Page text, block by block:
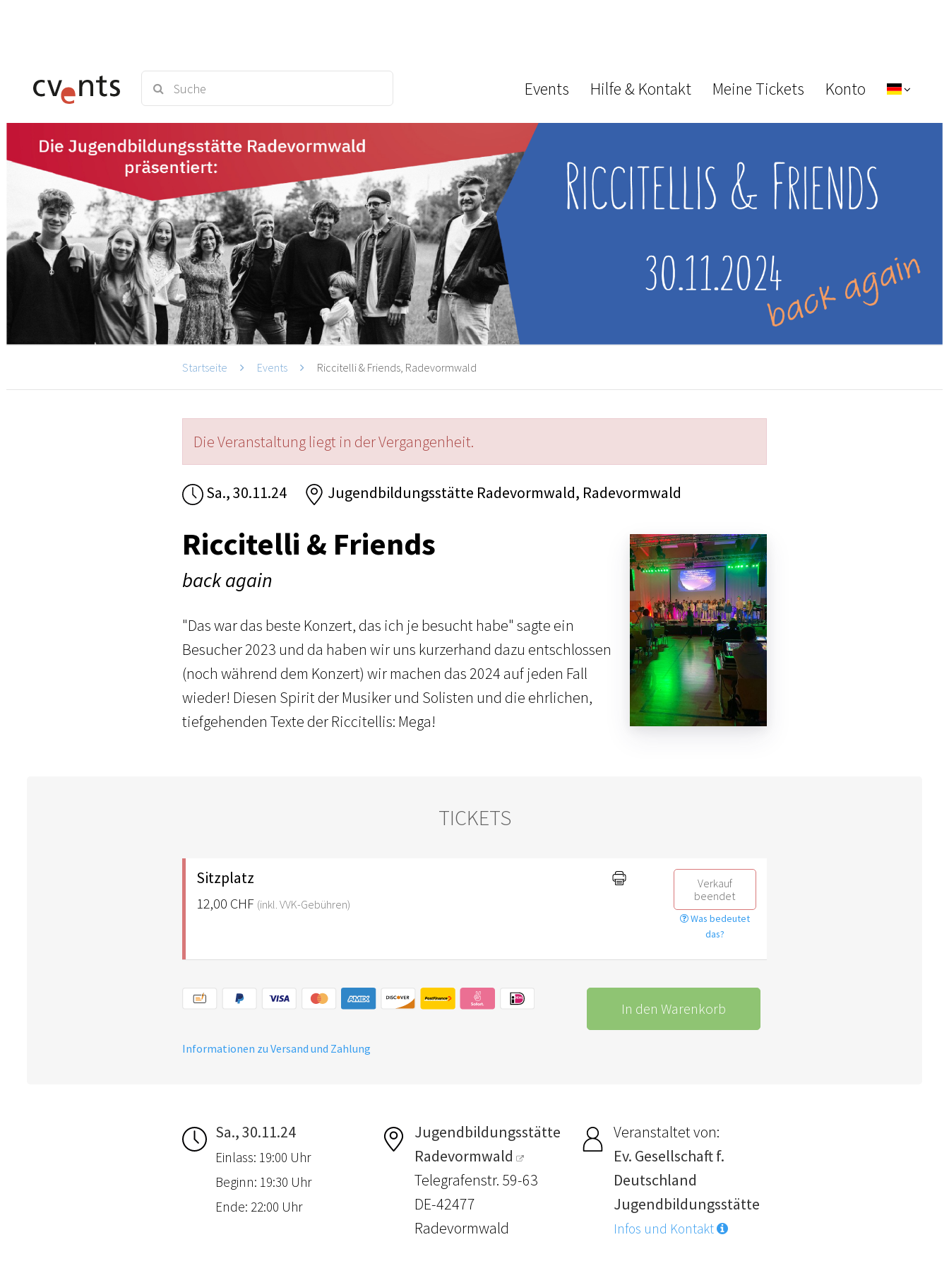
Events Hilfe & Kontakt Meine Tickets Konto
Startseite Events Riccitelli & Friends, Radevormwald
Die Veranstaltung liegt in der Vergangenheit.
Sa., 30.11.24 Jugendbildungsstätte Radevormwald, Radevormwald
Riccitelli & Friends
back again
"Das war das beste Konzert, das ich je besucht habe" sagte ein
Besucher 2023 und da haben wir uns kurzerhand dazu entschlossen
(noch während dem Konzert) wir machen das 2024 auf jeden Fall
wieder! Diesen Spirit der Musiker und Solisten und die ehrlichen,
tiefgehenden Texte der Riccitellis: Mega!
TICKETS
Sitzplatz
12,00 CHF (inkl. VVK-Gebühren)
Verkauf
beendet
Was bedeutet
das?
In den Warenkorb
Informationen zu Versand und Zahlung
Sa., 30.11.24
Einlass: 19:00 Uhr
Beginn: 19:30 Uhr
Ende: 22:00 Uhr
Jugendbildungsstätte
Radevormwald
Telegrafenstr. 59-63
DE-42477
Radevormwald
Veranstaltet von:
Ev. Gesellschaft f.
Deutschland
Jugendbildungsstätte
Infos und Kontakt